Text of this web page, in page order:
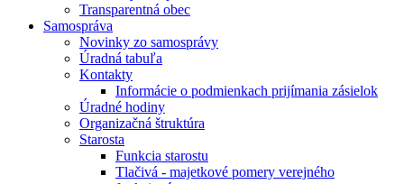
Transparentná obec
Samospráva
Novinky zo samosprávy
Úradná tabuľa
Kontakty
Informácie o podmienkach prijímania zásielok
Úradné hodiny
Organizačná štruktúra
Starosta
Funkcia starostu
Tlačivá - majetkové pomery verejného